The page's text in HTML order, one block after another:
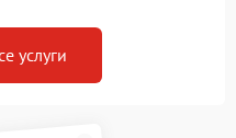
услуги